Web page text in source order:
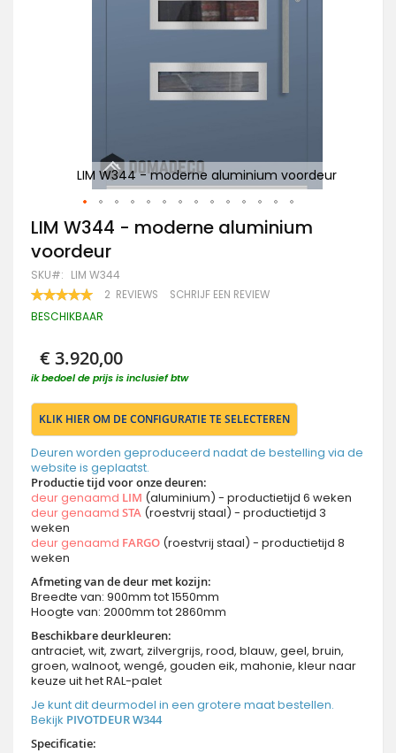
LIM W344 - moderne aluminium voordeur
Ga
naar
het
begin
van
de
afbeeldingen-
LIM W344 - moderne aluminium
voordeur
SKU LIM W344
WAARDERING:2 REVIEWS SCHRIJF EEN REVIEW
BESCHIKBAAR
€ 3.920,00
ik bedoel de prijs is inclusief btw
KLIK HIER OM DE CONFIGURATIE TE SELECTEREN
Deuren worden geproduceerd nadat de bestelling via de
website is geplaatst.
Productie tijd voor onze deuren:
deur genaamd LIM (aluminium) - productietijd 6 weken
deur genaamd STA (roestvrij staal) - productietijd 3
weken
deur genaamd FARGO (roestvrij staal) - productietijd 8
weken
Afmeting van de deur met kozijn:
Breedte van: 900mm tot 1550mm
Hoogte van: 2000mm tot 2860mm
Beschikbare deurkleuren:
antraciet, wit, zwart, zilvergrijs, rood, blauw, geel, bruin,
groen, walnoot, wengé, gouden eik, mahonie, kleur naar
keuze uit het RAL-palet
Je kunt dit deurmodel in een grotere maat bestellen.
Bekijk PIVOTDEUR W344
Specificatie: